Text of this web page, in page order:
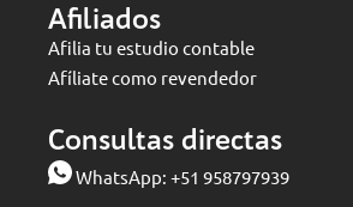
Afiliados
Afilia tu estudio contable
Afíliate como revendedor
Consultas directas
WhatsApp: +51 958797939